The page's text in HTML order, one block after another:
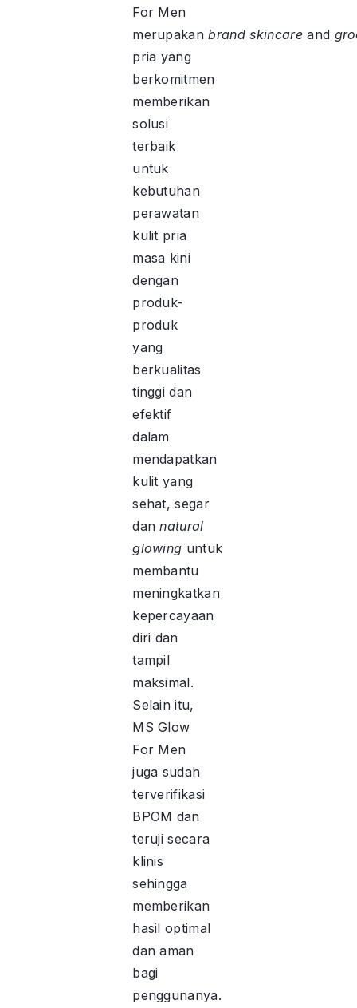
For Men
merupakanbrand skincareand
pria yang
berkomitmen
memberikan
solusi
terbaik
untuk
kebutuhan
perawatan
kulit pria
masa kini
dengan
produk-
produk
yang
berkualitas
tinggi dan
efektif
dalam
mendapatkan
kulit yang
sehat, segar
dannatural
glowing untuk
membantu
meningkatkan
kepercayaan
diri dan
tampil
maksimal.
Selain itu,
MS Glow
For Men
juga sudah
terverifikasi
BPOM dan
teruji secara
klinis
sehingga
memberikan
hasil optimal
dan aman
bagi
penggunanya.